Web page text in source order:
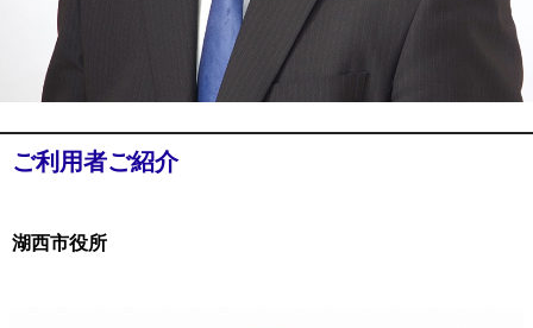
ご利用者ご紹介
湖西市役所